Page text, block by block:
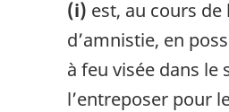
(i) est, au cours de
d’amnistie, en
à feu visée dans le
l’entreposer pour